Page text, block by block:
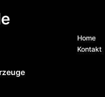
Home
Kontakt